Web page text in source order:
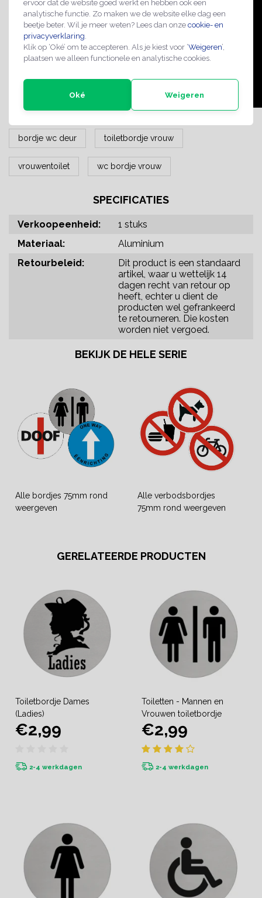
ervoor dat de website goed werkt en hebben ook een
analytische functie. Zo maken we de website elke dag een
beetje beter. Wil je meer weten? Lees dan onze cookie- en
privacyverklaring.
Klik op ‘Oké’ om te accepteren. Als je kiest voor ‘Weigeren’,
plaatsen we alleen functionele en analytische cookies.
Oké Weigeren
bordje wc deur toiletbordje vrouw
vrouwentoilet wc bordje vrouw
SPECIFICATIES
Verkoopeenheid:
1 stuks
Materiaal:
Aluminium
Retourbeleid:
Dit product is een standaard
artikel, waar u wettelijk 14
dagen recht van retour op
heeft, echter u dient de
producten wel gefrankeerd
te retourneren. Die kosten
worden niet vergoed.
BEKIJK DE HELE SERIE
Alle bordjes 75mm rond
weergeven
Alle verbodsbordjes
75mm rond weergeven
GERELATEERDE PRODUCTEN
Toiletbordje Dames
(Ladies)
€2,99
2-4 werkdagen
Toiletten - Mannen en
Vrouwen toiletbordje
€2,99
2-4 werkdagen